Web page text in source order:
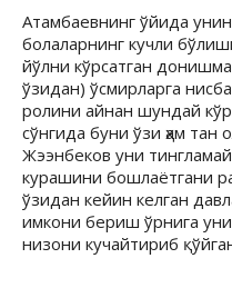
Атамбаевнинг ўйида
болаларнинг кучли
йўлни кўрсатган
ўзидан) ўсмирларга
ролини айнан шундай
сўнгида буни ўзи ҳам тан
Жээнбеков уни
курашини бошлаётгани
ўзидан кейин келган
имкони бериш ўрнига
низони кучайтириб